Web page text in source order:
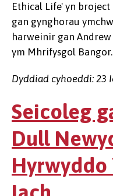
Ethical Life' yn
gan gynghorau
harweinir gan
ym Mhrifysgol Bangor.
Dyddiad cyhoeddi: 23
Seicoleg
Dull
Hyrwyddo